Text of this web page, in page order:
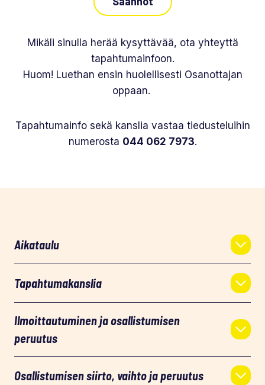
Mikäli sinulla herää kysyttävää, ota yhteyttä
tapahtumainfoon.
Huom! Luethan ensin huolellisesti Osanottajan
oppaan.
Tapahtumainfo sekä kanslia vastaa tiedusteluihin
numerosta 044 062 7973.
Aikataulu
Tapahtumakanslia
Ilmoittautuminen ja osallistumisen
peruutus
Osallistumisen siirto, vaihto ja peruutus